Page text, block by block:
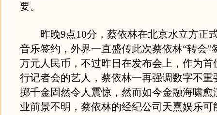
要。
昨晚9点10分，蔡依林在北京水立方正
音乐签约，外界一直盛传此次蔡依林“转会”
万元人民币，不过昨日在发布会上，作为首
行记者会的艺人，蔡依林一再强调数字不重
掷千金固然令人震惊，然而如今金融海啸愈
业前景不明，蔡依林的经纪公司天熹娱乐可